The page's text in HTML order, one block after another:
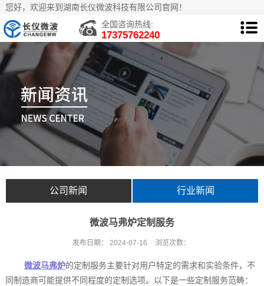
您好，欢迎来到湖南长仪微波科技有限公司官网！
全国咨询热线:
17375762240
公司新闻 行业新闻
微波马弗炉定制服务
发布日期： 2024-07-16 浏览次数：
微波马弗炉的定制服务主要针对用户特定的需求和实验条件，不
同制造商可能提供不同程度的定制选项。以下是一些定制服务范畴：